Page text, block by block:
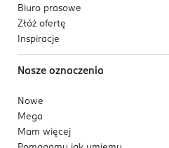
Biuro prasowe
Złóż ofertę
Inspiracje
Nasze oznaczenia
Nowe
Mega
Mam więcej